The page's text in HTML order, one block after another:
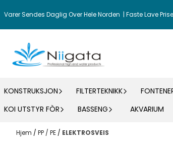
Hopp til innhold
Varer Sendes Daglig Over Hele Norden | Faste Lave
KONSTRUKSJON FILTERTEKNIKK
KOI UTSTYR FÒR
BASSENG AKVARIUM
Hjem / PP / PE / ELEKTROSVEIS